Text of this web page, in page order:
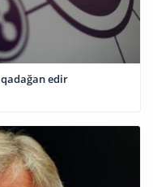
edir